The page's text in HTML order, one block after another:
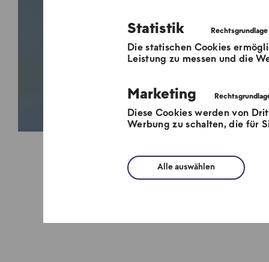
Ihr
Statistik
Die statischen Cookies
Leistung zu messen und die
Marketing
Diese Cookies werden von
Werbung zu schalten, die für
Alle auswählen